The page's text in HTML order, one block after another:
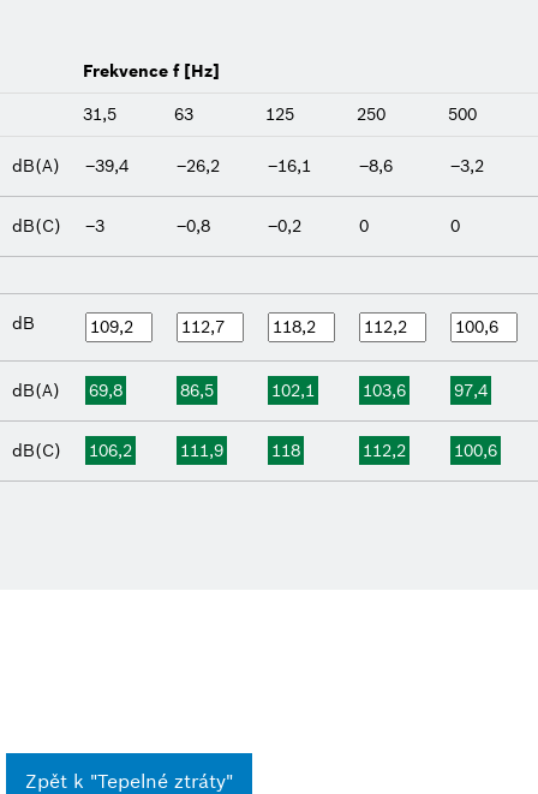
Frekvence f [Hz]
31,5
63 125 250 500
dB(A) –39,4 –26,2 –16,1 –8,6 –3,2
dB(C) –3 –0,8 –0,2 0 0
dB
dB(A) 69,8 86,5 102,1 103,6 97,4
dB(C) 106,2 111,9 118 112,2 100,6
Zpět k "Tepelné ztráty"